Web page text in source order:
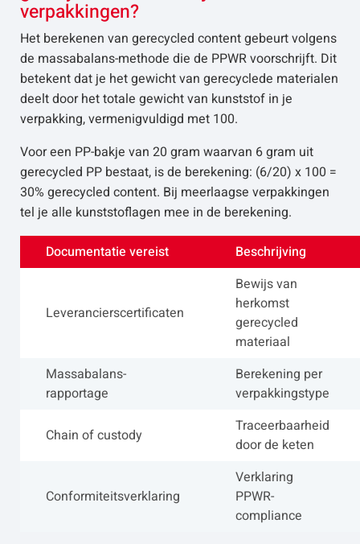
verpakkingen?
Het berekenen van gerecycled content gebeurt volgens
de massabalans-methode die de PPWR voorschrijft. Dit
betekent dat je het gewicht van gerecyclede materialen
deelt door het totale gewicht van kunststof in je
verpakking, vermenigvuldigd met 100.
Voor een PP-bakje van 20 gram waarvan 6 gram uit
gerecycled PP bestaat, is de berekening: (6/20) x 100 =
30% gerecycled content. Bij meerlaagse verpakkingen
tel je alle kunststoflagen mee in de berekening.
Documentatie vereist Beschrijving
Leverancierscertificaten
Bewijs van
herkomst
gerecycled
materiaal
Massabalans-
rapportage
Berekening per
verpakkingstype
Chain of custody
Traceerbaarheid
door de keten
Conformiteitsverklaring
Verklaring
PPWR-
compliance